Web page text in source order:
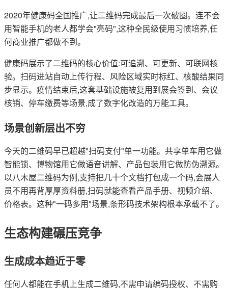
2020年健康码全国推广,让二维码完成最后一次破圈。连不会
用智能手机的老人都学会"亮码",这种全民级使用习惯培养,任
何商业推广都做不到。
健康码展示了二维码的核心价值:可追溯、可更新、可联网核
验。扫码进站自动上传行程、风险区域实时标红、核酸结果同
步显示。疫情结束后,这套基础设施被复用到展会签到、会议
核销、停车缴费等场景,成了数字化改造的万能工具。
场景创新层出不穷
今天的二维码早已超越"扫码支付"单一功能。共享单车用它做
智能锁、博物馆用它做语音讲解、产品包装用它做防伪溯源。
以八木屋二维码为例,支持把几十个文档打包成一个码,会展人
员不用再背厚厚资料册,扫码就能查看产品手册、视频介绍、
价格表。这种"一码多用"场景,条形码技术架构根本承载不了。
生态构建碾压竞争
生成成本趋近于零
任何人都能在手机上生成二维码,不需申请编码授权、不需购